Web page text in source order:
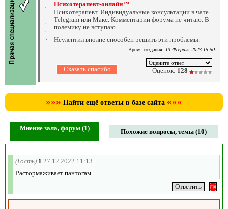
Психотерапевт-онлайн™
Психотерапевт. Индивидуальные консультации в чате
Telegram или Макс. Комментарии форума не читаю. В
полемику не вступаю.
Неулептил вполне способен решить эти проблемы.
Время создания: 13 Февраля 2023 15:50
Оценок: 128
»»» Найти ещё ответы в базе сайта «««
Мнение зала, форум (1) Похожие вопросы, темы (10)
(Гость) 1 27.12.2022 11:13
Растормаживает пантогам.